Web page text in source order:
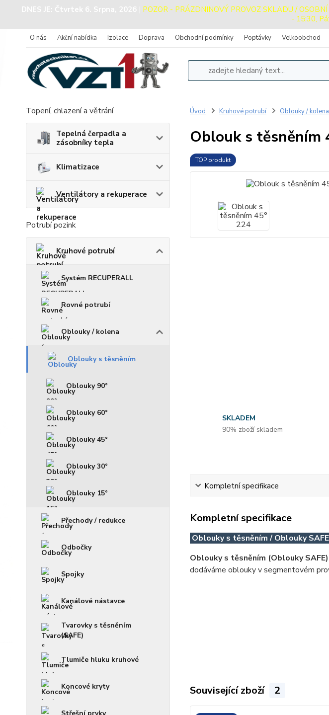
DNES JE: Čtvrtek 6. Srpna, 2026 | POZOR - PRÁZDNINOVÝ PROVOZ SKLADU /
- 15:30,
O nás Akční nabídka Izolace Doprava Obchodní podmínky Poptávky Velkoobchod
Topení, chlazení a větrání
Tepelná čerpadla a
zásobníky tepla
Klimatizace
Ventilátory a rekuperace
Potrubí pozink
Kruhové potrubí
Systém RECUPERALL
Rovné potrubí
Oblouky / kolena
Oblouky s těsněním
Oblouky 90°
Oblouky 60°
Oblouky 45°
Oblouky 30°
Oblouky 15°
Přechody / redukce
Odbočky
Spojky
Kanálové nástavce
Tvarovky s těsněním
(SAFE)
Tlumiče hluku kruhové
Koncové kryty
Střešní prvky
Úvod Kruhové potrubí Oblouky / kolena
Oblouk s těsněním
TOP produkt
SKLADEM
90% zboží skladem
Kompletní specifikace
Kompletní specifikace
Oblouky s těsněním / Oblouky SAFE
Oblouky s těsněním (Oblouky SAFE)
dodáváme oblouky v segmentovém
Související zboží 2